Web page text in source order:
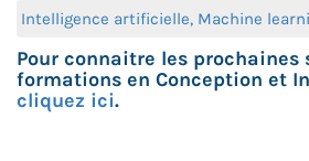
Intelligence artificielle, Machine
Pour connaitre les prochaines
formations en Conception et
cliquez ici.